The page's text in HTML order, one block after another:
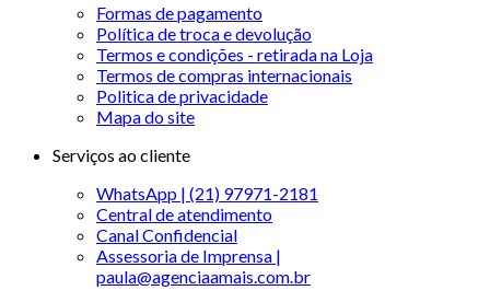
Formas de pagamento
Política de troca e devolução
Termos e condições - retirada na Loja
Termos de compras internacionais
Politica de privacidade
Mapa do site
Serviços ao cliente
WhatsApp | (21) 97971-2181
Central de atendimento
Canal Confidencial
Assessoria de Imprensa |
paula@agenciaamais.com.br